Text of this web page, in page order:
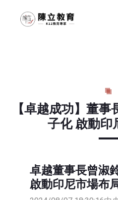
【卓越成功】董
子化 啟動印
卓越董事長曾淑
啟動印尼市場布